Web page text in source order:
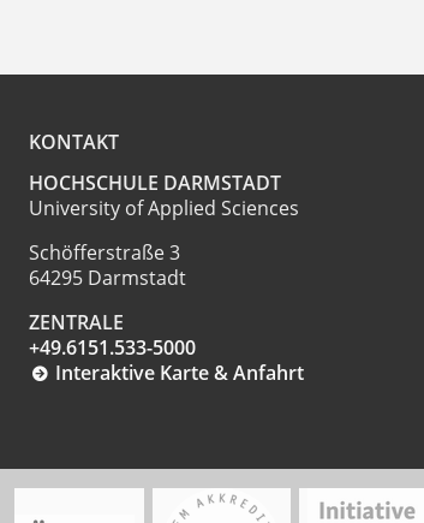
KONTAKT
HOCHSCHULE DARMSTADT
University of Applied Sciences
Schöfferstraße 3
64295 Darmstadt
ZENTRALE
+49.6151.533-5000
Interaktive Karte & Anfahrt